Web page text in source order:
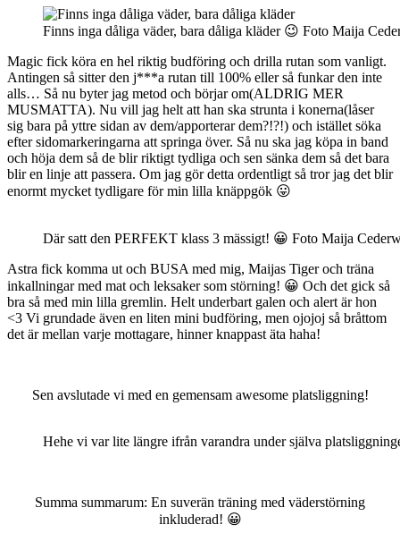
Finns inga dåliga väder, bara dåliga kläder 😉 Foto Maija
Magic fick köra en hel riktig budföring och drilla rutan som vanligt.
Antingen så sitter den j***a rutan till 100% eller så funkar den inte
alls… Så nu byter jag metod och börjar om(ALDRIG MER
MUSMATTA). Nu vill jag helt att han ska strunta i konerna(låser
sig bara på yttre sidan av dem/apporterar dem?!?!) och istället söka
efter sidomarkeringarna att springa över. Så nu ska jag köpa in band
och höja dem så de blir riktigt tydliga och sen sänka dem så det bara
blir en linje att passera. Om jag gör detta ordentligt så tror jag det blir
enormt mycket tydligare för min lilla knäppgök 😛
Där satt den PERFEKT klass 3 mässigt! 😀 Foto Maija
Astra fick komma ut och BUSA med mig, Maijas Tiger och träna
inkallningar med mat och leksaker som störning! 😀 Och det gick så
bra så med min lilla gremlin. Helt underbart galen och alert är hon
<3 Vi grundade även en liten mini budföring, men ojojoj så bråttom
det är mellan varje mottagare, hinner knappast äta haha!
Sen avslutade vi med en gemensam awesome platsliggning!
Hehe vi var lite längre ifrån varandra under själva
Summa summarum: En suverän träning med väderstörning
inkluderad! 😀